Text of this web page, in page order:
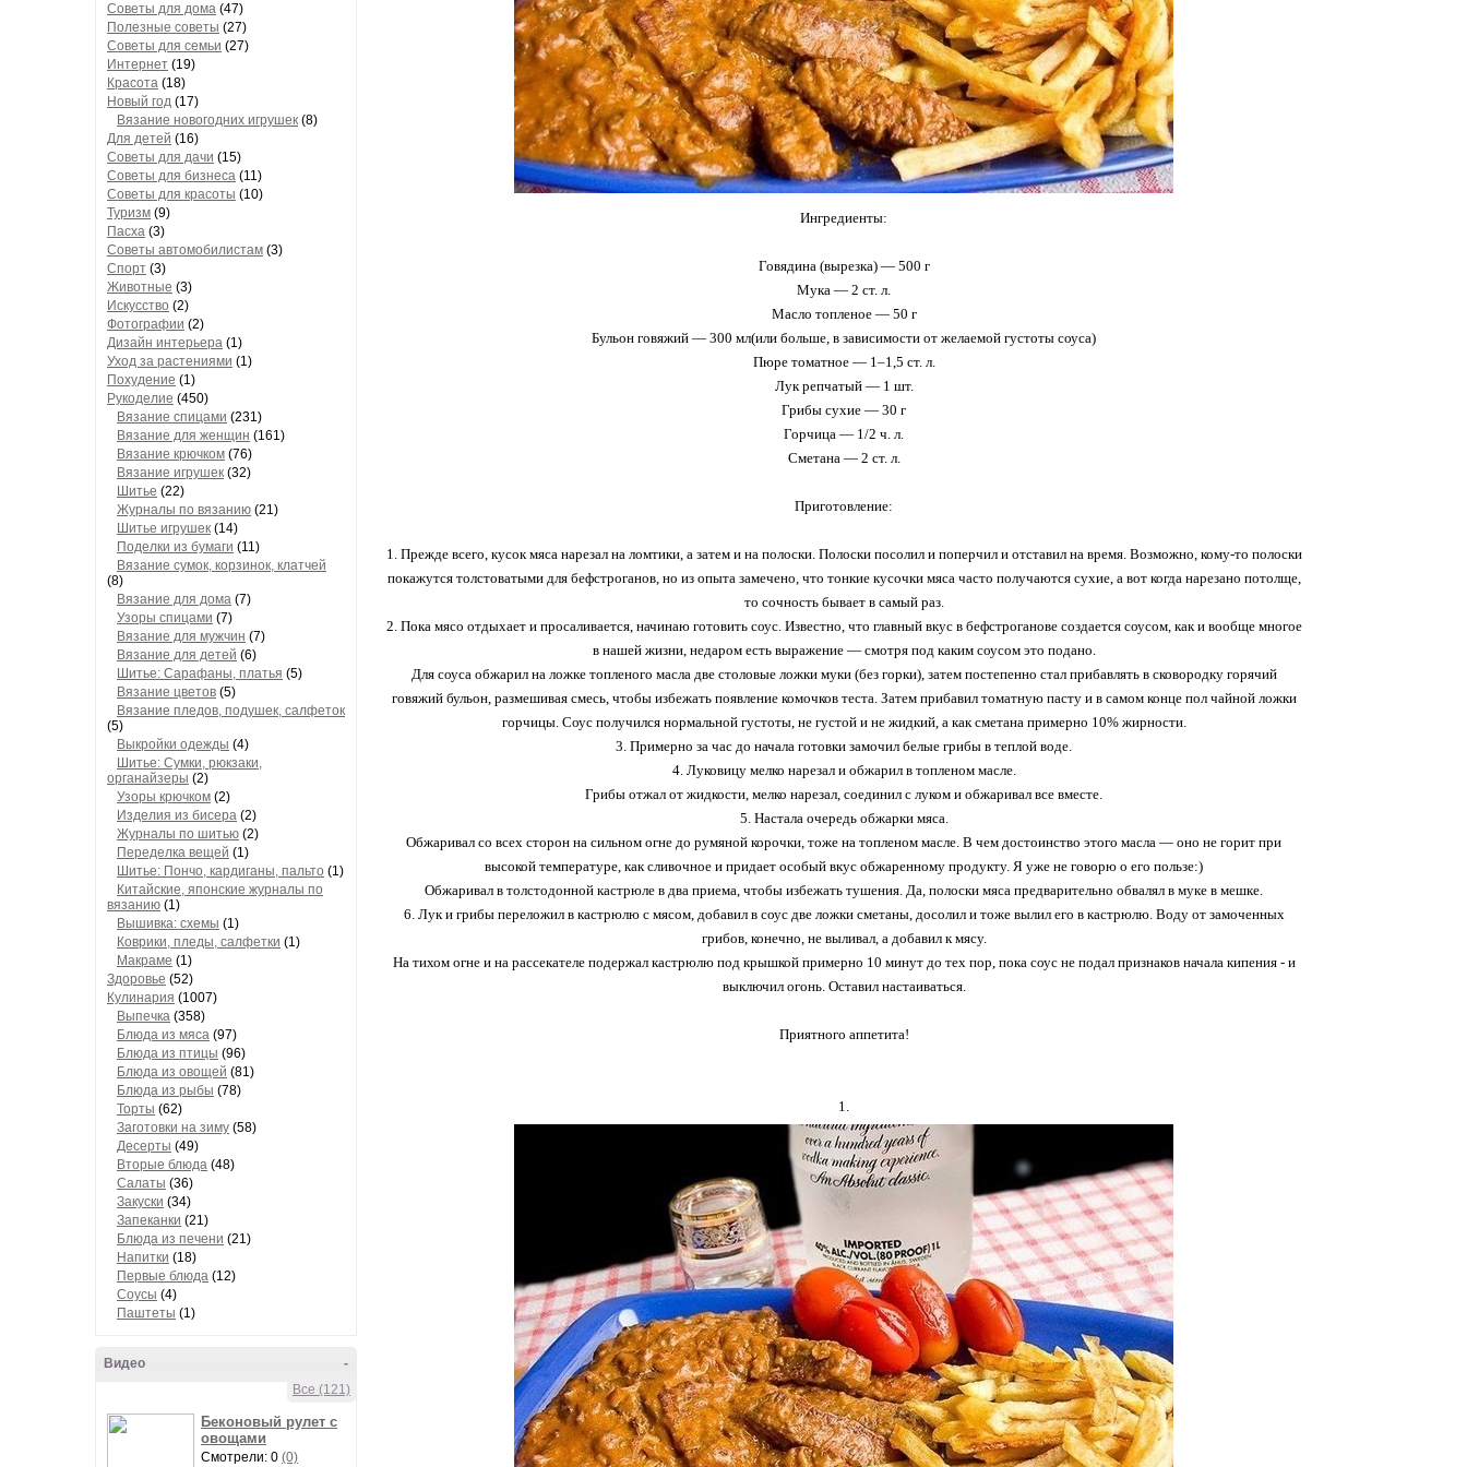
Советы для дома (47)
Полезные советы (27)
Советы для семьи (27)
Интернет (19)
Красота (18)
Новый год (17)
Вязание новогодних игрушек (8)
Для детей (16)
Советы для дачи (15)
Советы для бизнеса (11)
Советы для красоты (10)
Туризм (9)
Пасха (3)
Советы автомобилистам (3)
Спорт (3)
Животные (3)
Искусство (2)
Фотографии (2)
Дизайн интерьера (1)
Уход за растениями (1)
Похудение (1)
Рукоделие (450)
Вязание спицами (231)
Вязание для женщин (161)
Вязание крючком (76)
Вязание игрушек (32)
Шитье (22)
Журналы по вязанию (21)
Шитье игрушек (14)
Поделки из бумаги (11)
Вязание сумок, корзинок, клатчей
(8)
Вязание для дома (7)
Узоры спицами (7)
Вязание для мужчин (7)
Вязание для детей (6)
Шитье: Сарафаны, платья (5)
Вязание цветов (5)
Вязание пледов, подушек, салфеток
(5)
Выкройки одежды (4)
Шитье: Сумки, рюкзаки,
органайзеры (2)
Узоры крючком (2)
Изделия из бисера (2)
Журналы по шитью (2)
Переделка вещей (1)
Шитье: Пончо, кардиганы, пальто (1)
Китайские, японские журналы по
вязанию (1)
Вышивка: схемы (1)
Коврики, пледы, салфетки (1)
Макраме (1)
Здоровье (52)
Кулинария (1007)
Выпечка (358)
Блюда из мяса (97)
Блюда из птицы (96)
Блюда из овощей (81)
Блюда из рыбы (78)
Торты (62)
Заготовки на зиму (58)
Десерты (49)
Вторые блюда (48)
Салаты (36)
Закуски (34)
Запеканки (21)
Блюда из печени (21)
Напитки (18)
Первые блюда (12)
Соусы (4)
Паштеты (1)
-
Видео
Все (121)
Беконовый рулет с
овощами
Смотрели: 0 (0)
Ингредиенты:
Говядина (вырезка) — 500 г
Мука — 2 ст. л.
Масло топленое — 50 г
Бульон говяжий — 300 мл(или больше, в зависимости от желаемой густоты соуса)
Пюре томатное — 1–1,5 ст. л.
Лук репчатый — 1 шт.
Грибы сухие — 30 г
Горчица — 1/2 ч. л.
Сметана — 2 ст. л.
Приготовление:
1. Прежде всего, кусок мяса нарезал на ломтики, а затем и на полоски. Полоски посолил и поперчил и отставил на время. Возможно, кому-то полоски
покажутся толстоватыми для бефстроганов, но из опыта замечено, что тонкие кусочки мяса часто получаются сухие, а вот когда нарезано потолще,
то сочность бывает в самый раз.
2. Пока мясо отдыхает и просаливается, начинаю готовить соус. Известно, что главный вкус в бефстроганове создается соусом, как и вообще многое
в нашей жизни, недаром есть выражение — смотря под каким соусом это подано.
Для соуса обжарил на ложке топленого масла две столовые ложки муки (без горки), затем постепенно стал прибавлять в сковородку горячий
говяжий бульон, размешивая смесь, чтобы избежать появление комочков теста. Затем прибавил томатную пасту и в самом конце пол чайной ложки
горчицы. Соус получился нормальной густоты, не густой и не жидкий, а как сметана примерно 10% жирности.
3. Примерно за час до начала готовки замочил белые грибы в теплой воде.
4. Луковицу мелко нарезал и обжарил в топленом масле.
Грибы отжал от жидкости, мелко нарезал, соединил с луком и обжаривал все вместе.
5. Настала очередь обжарки мяса.
Обжаривал со всех сторон на сильном огне до румяной корочки, тоже на топленом масле. В чем достоинство этого масла — оно не горит при
высокой температуре, как сливочное и придает особый вкус обжаренному продукту. Я уже не говорю о его пользе:)
Обжаривал в толстодонной кастрюле в два приема, чтобы избежать тушения. Да, полоски мяса предварительно обвалял в муке в мешке.
6. Лук и грибы переложил в кастрюлю с мясом, добавил в соус две ложки сметаны, досолил и тоже вылил его в кастрюлю. Воду от замоченных
грибов, конечно, не выливал, а добавил к мясу.
На тихом огне и на рассекателе подержал кастрюлю под крышкой примерно 10 минут до тех пор, пока соус не подал признаков начала кипения - и
выключил огонь. Оставил настаиваться.
Приятного аппетита!
1.